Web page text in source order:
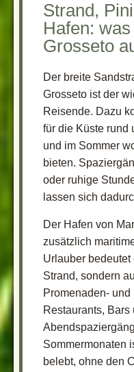
Strand,
Hafen:
Grosseto
Der breite
Grosseto ist der
Reisende. Dazu
für die Küste rund
und im Sommer
bieten.
oder ruhige
lassen sich
Der Hafen von
zusätzlich
Urlauber
Strand, sondern
Promenaden-
Restaurants, Bars
Sommermonaten
belebt, ohne den